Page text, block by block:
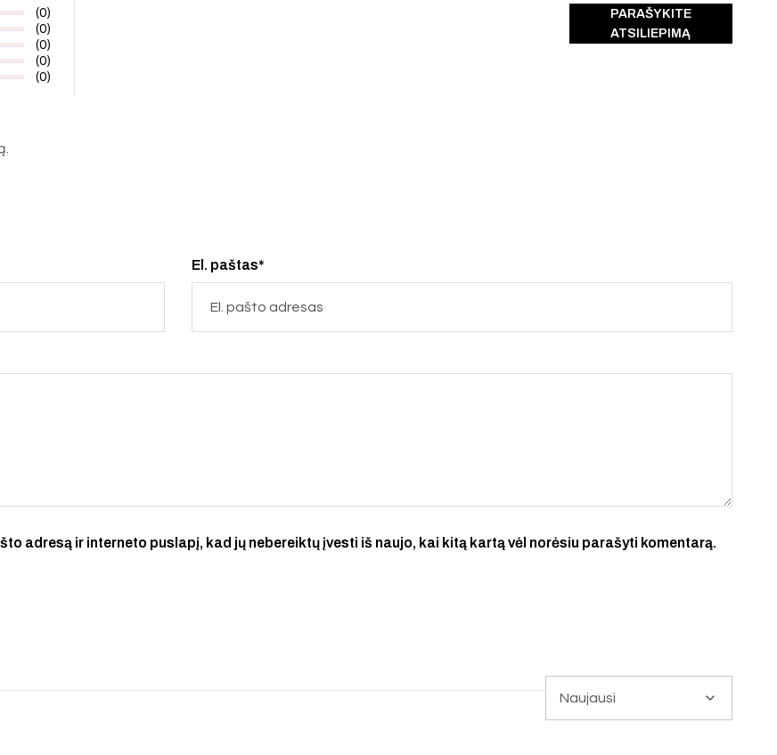
(0)
(0)
(0)
(0)
(0)
PARAŠYKITE
ATSILIEPIMĄ
El. paštas*
adresą ir interneto puslapį, kad jų nebereiktų įvesti iš naujo, kai kitą kartą vėl norėsiu parašyti komentarą.